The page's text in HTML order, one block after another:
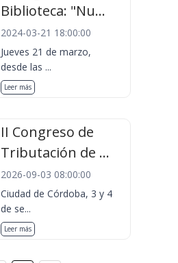
Biblioteca: "Nu...
2024-03-21 18:00:00
Jueves 21 de marzo,
desde las ...
Leer más
II Congreso de
Tributación de ...
2026-09-03 08:00:00
Ciudad de Córdoba, 3 y 4
de se...
Leer más